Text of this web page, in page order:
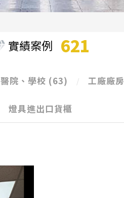
實績案例 621
醫院、學校 (63) 工廠廠房
燈具進出口貨櫃